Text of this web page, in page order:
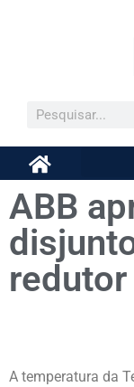
ABB
A temperatura da